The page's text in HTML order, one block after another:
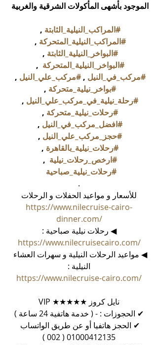
الموجود بأشهى المأكولات الشرقية والغربية
#المراكب_النيلية_الثابتة ,
#المراكب_النيلية_المتحركة ,
#البواخر_النيلية_الثابتة ,
#البواخر_النيلية_المتحركة
  ,
#مركب_في_النيل , #مركب_علي_النيل ,
#بواخر_نيلية_متحركة ,
#رحلة_نيلية_في_مركب_علي_النيل ,
#رحلات_نيلية_متحركة ,
#افضل_مركب_في_النيل ,
#حجز_مركب_علي_النيل ,
#رحلات_نيلية_بالقاهرة ,
#ارخص_رحلات_نيلية
  ,
#رحلات_نيلية_صباحية
.
للأسعار و مواعيد الحفلات و الرحلات
https://www.nilecruise-cairo-
dinner.com/
◀ رحلات نيلية صباحية :
https://www.nilecruisecairo.com/
◀ مواعيد الرحلات النيلية و سهرات العشاء
النيلية :
https://www.nilecruise-cairo.com/
نايل كروز ★★★★★ VIP
✔ الحجوزات : - ( خدمة هاتفية 24 ساعة )
✔ الحجز هاتفيا أو عن طريق الواتساب
01000412135 ( 002 )